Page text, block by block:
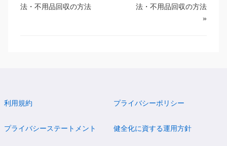
法・不用品回収の方法
法・不用品回収の方法
»
利用規約 プライバシーポリシー
プライバシーステートメント 健全化に資する運用方針